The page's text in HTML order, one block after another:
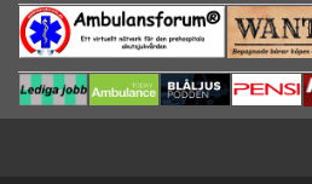
Hoppa till huvudinnehåll